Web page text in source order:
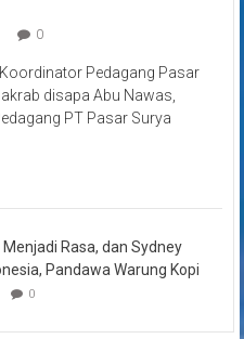
0
Pedagang Pasar
disapa Abu Nawas,
PT Pasar Surya
Rasa, dan Sydney
Pandawa Warung Kopi
0